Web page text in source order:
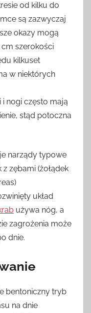
od kilku do
są zazwyczaj
okazy mogą
cm szerokości
kilkuset
w niektórych
i nogi często mają
stąd potoczna
narządy typowe
z zębami (żołądek
układ
używa nóg, a
zagrożenia może
dnie.
bentoniczny tryb
na dnie